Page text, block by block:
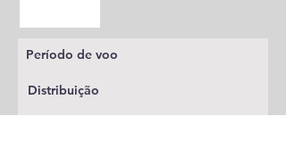
Período de voo
Distribuição